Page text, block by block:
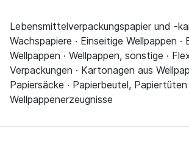
Lebensmittelverpackungspapier und -
Wachspapiere · Einseitige Wellpappen ·
Wellpappen · Wellpappen, sonstige ·
Verpackungen · Kartonagen aus
Papiersäcke · Papierbeutel, Papiertüten
Wellpappenerzeugnisse